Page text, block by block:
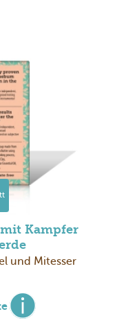
Kampfer
und Mitesser